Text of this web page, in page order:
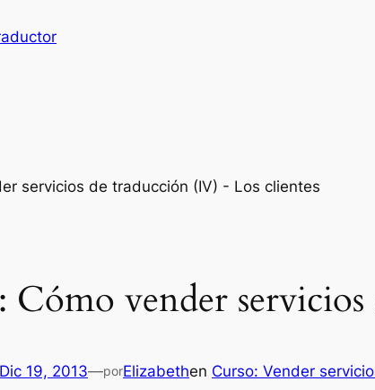
Cómo vender
Dic 19, 2013—porElizabethen Curso: Vender